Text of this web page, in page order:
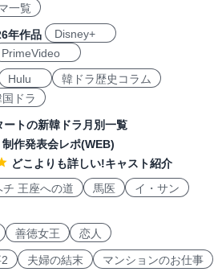
一覧
年作品
Disney+
PrimeVideo
Hulu
韓ドラ歴史コラム
ドラ
ートの新韓ドラ月別一覧
制作発表会レポ(WEB)
どこよりも詳しい!キャスト紹介
チ 王座への道 馬医
イ・サン
善徳女王 恋人
夫婦の結末
マンションのお仕事